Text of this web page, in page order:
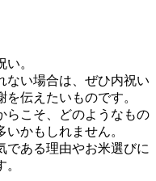
。
ない場合は、ぜひ内祝い
伝えたいものです。
らこそ、どのようなもの
かもしれません。
である理由やお米選びに